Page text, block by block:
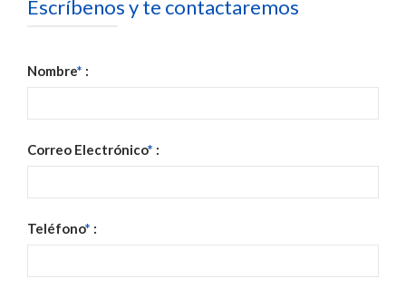
Escríbenos y te contactaremos
Nombre* :
Correo Electrónico* :
Teléfono* :